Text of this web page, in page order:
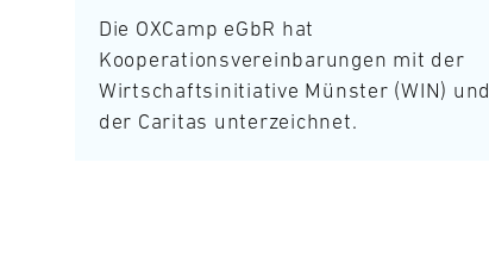
Die OXCamp eGbR hat
Kooperationsvereinbarungen mit der
Wirtschaftsinitiative Münster (WIN) und
der Caritas unterzeichnet.